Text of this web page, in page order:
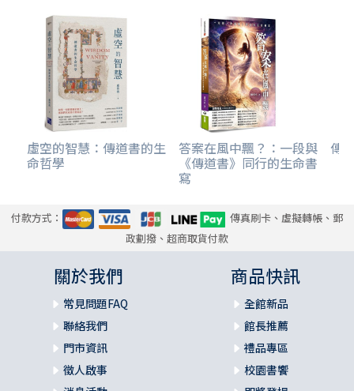
虛空的智慧：傳道書的生
命哲學
答案在風中飄？：一段與
《傳道書》同行的生命書
寫
傳
付款方式：
傳真刷卡、虛擬轉帳、郵
政劃撥、超商取貨付款
關於我們
常見問題FAQ
聯絡我們
門市資訊
徵人啟事
商品快訊
全館新品
館長推薦
禮品專區
校園書饗